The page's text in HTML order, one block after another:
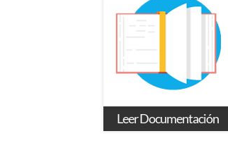
Leer Documentación